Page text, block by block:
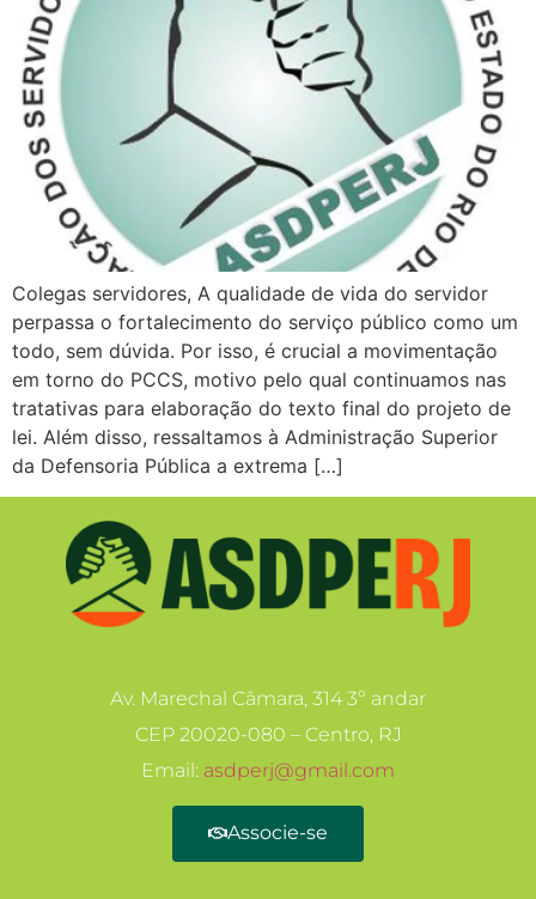
Colegas servidores, A qualidade de vida do servidor
perpassa o fortalecimento do serviço público como um
todo, sem dúvida. Por isso, é crucial a movimentação
em torno do PCCS, motivo pelo qual continuamos nas
tratativas para elaboração do texto final do projeto de
lei. Além disso, ressaltamos à Administração Superior
da Defensoria Pública a extrema […]
Av. Marechal Câmara, 314 3º andar
CEP 20020-080 – Centro, RJ
Email: asdperj@gmail.com
Associe-se